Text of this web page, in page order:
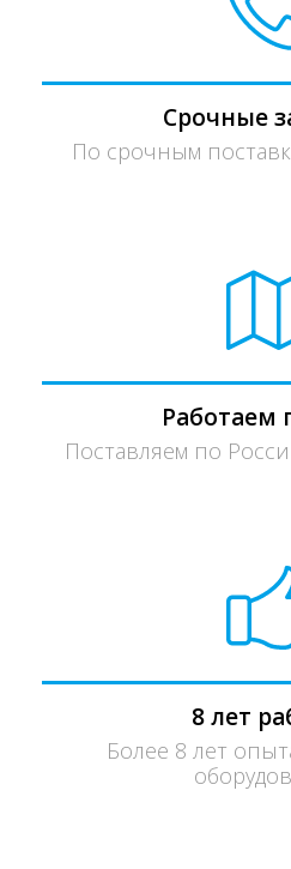
Срочные
По срочным
Работаем
Поставляем по
8 лет
Более 8 лет